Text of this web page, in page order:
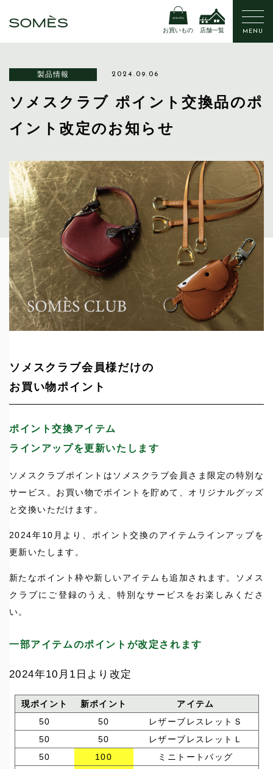
お買いもの 店舗一覧 MENU
製品情報 2024.09.06
ソメスクラブ ポイント交換品のポ
イント改定のお知らせ
ソメスクラブ会員様だけの
お買い物ポイント
ポイント交換アイテム
ラインアップを更新いたします
ソメスクラブポイントはソメスクラブ会員さま限定の特別な
サービス。お買い物でポイントを貯めて、オリジナルグッズ
と交換いただけます。
2024年10月より、ポイント交換のアイテムラインアップを
更新いたします。
新たなポイント枠や新しいアイテムも追加されます。ソメス
クラブにご登録のうえ、特別なサービスをお楽しみくださ
い。
一部アイテムのポイントが改定されます
2024年10月1日より改定
現ポイント 新ポイント
アイテム
50
50
レザーブレスレットＳ
50
50
レザーブレスレットＬ
50
100
ミニトートバッグ